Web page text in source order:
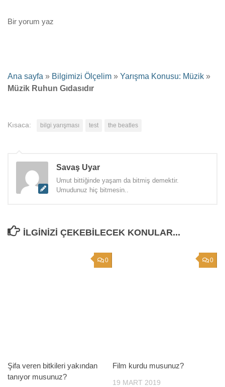
Bir yorum yaz
Ana sayfa » Bilgimizi Ölçelim » Yarışma Konusu: Müzik »
Müzik Ruhun Gıdasıdır
Kısaca: bilgi yarışması test the beatles
Savaş Uyar
Umut bittiğinde yaşam da bitmiş demektir.
Umudunuz hiç bitmesin..
İLGINIZI ÇEKEBILECEK KONULAR...
0
Şifa veren bitkileri yakından
tanıyor musunuz?
0
Film kurdu musunuz?
19 MART 2019